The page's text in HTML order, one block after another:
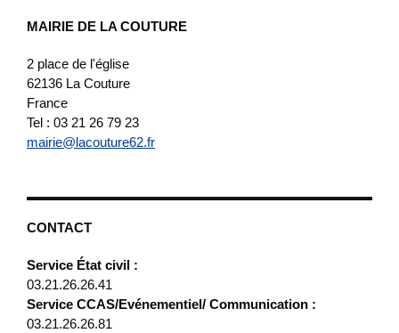
MAIRIE DE LA COUTURE
2 place de l'église
62136 La Couture
France
Tel : 03 21 26 79 23
mairie@lacouture62.fr
CONTACT
Service État civil :
03.21.26.26.41
Service CCAS/Evénementiel/ Communication :
03.21.26.26.81